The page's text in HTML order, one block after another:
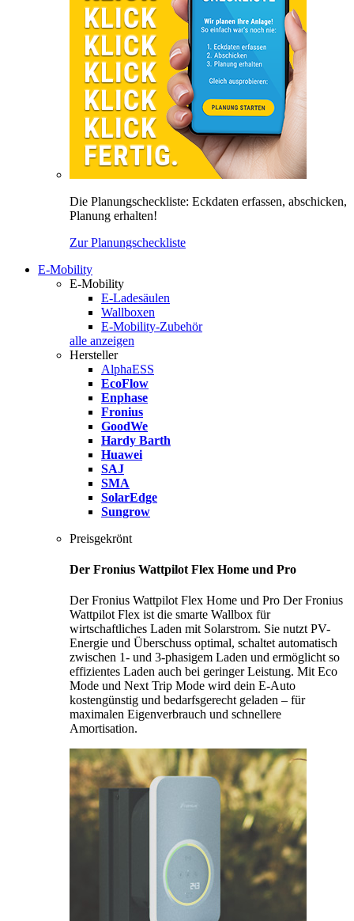
Die Planungscheckliste: Eckdaten erfassen, abschicken,
Planung erhalten!
Zur Planungscheckliste
E-Mobility
E-Mobility
E-Ladesäulen
Wallboxen
E-Mobility-Zubehör
alle anzeigen
Hersteller
AlphaESS
EcoFlow
Enphase
Fronius
GoodWe
Hardy Barth
Huawei
SAJ
SMA
SolarEdge
Sungrow
Preisgekrönt
Der Fronius Wattpilot Flex Home und Pro
Der Fronius Wattpilot Flex Home und Pro Der Fronius
Wattpilot Flex ist die smarte Wallbox für
wirtschaftliches Laden mit Solarstrom. Sie nutzt PV-
Energie und Überschuss optimal, schaltet automatisch
zwischen 1- und 3-phasigem Laden und ermöglicht so
effizientes Laden auch bei geringer Leistung. Mit Eco
Mode und Next Trip Mode wird dein E-Auto
kostengünstig und bedarfsgerecht geladen – für
maximalen Eigenverbrauch und schnellere
Amortisation.